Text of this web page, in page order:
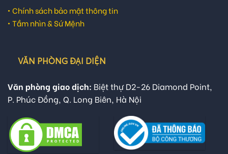
• Chính sách bảo mật thông tin
• Tầm nhìn & Sứ Mệnh
VĂN PHÒNG ĐẠI DIỆN
Văn phòng giao dịch: Biệt thự D2-26 Diamond Point,
P. Phúc Đồng, Q. Long Biên, Hà Nội